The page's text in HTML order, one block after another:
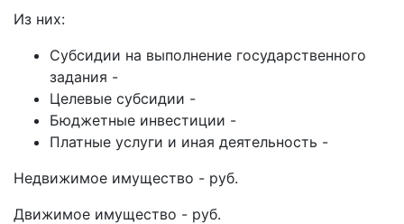
Из них:
Субсидии на выполнение государственного
задания -
Целевые субсидии -
Бюджетные инвестиции -
Платные услуги и иная деятельность -
Недвижимое имущество - руб.
Движимое имущество - руб.